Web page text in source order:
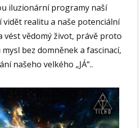
iluzionární programy naší
vidět realitu a naše potenciální
vést vědomý život, právě proto
bez domněnek a fascinací,
našeho velkého „JÁ“..